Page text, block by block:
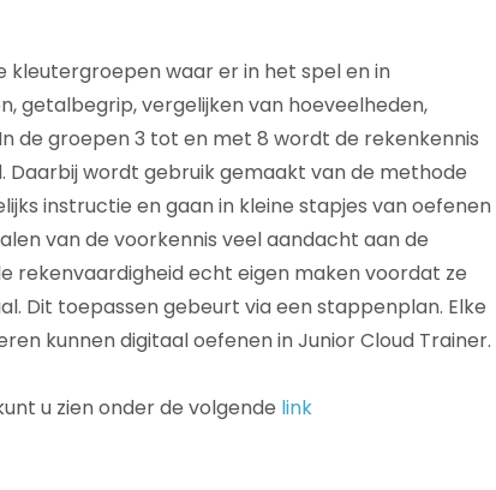
kleutergroepen waar er in het spel en in
getalbegrip, vergelijken van hoeveelheden,
de groepen 3 tot en met 8 wordt de rekenkennis
wordt gebruik gemaakt van de methode
instructie en gaan in kleine stapjes van oefenen
van de voorkennis veel aandacht aan de
rekenvaardigheid echt eigen maken voordat ze
Dit toepassen gebeurt via een stappenplan. Elke
kunnen digitaal oefenen in Junior Cloud Trainer.
u zien onder de volgende link